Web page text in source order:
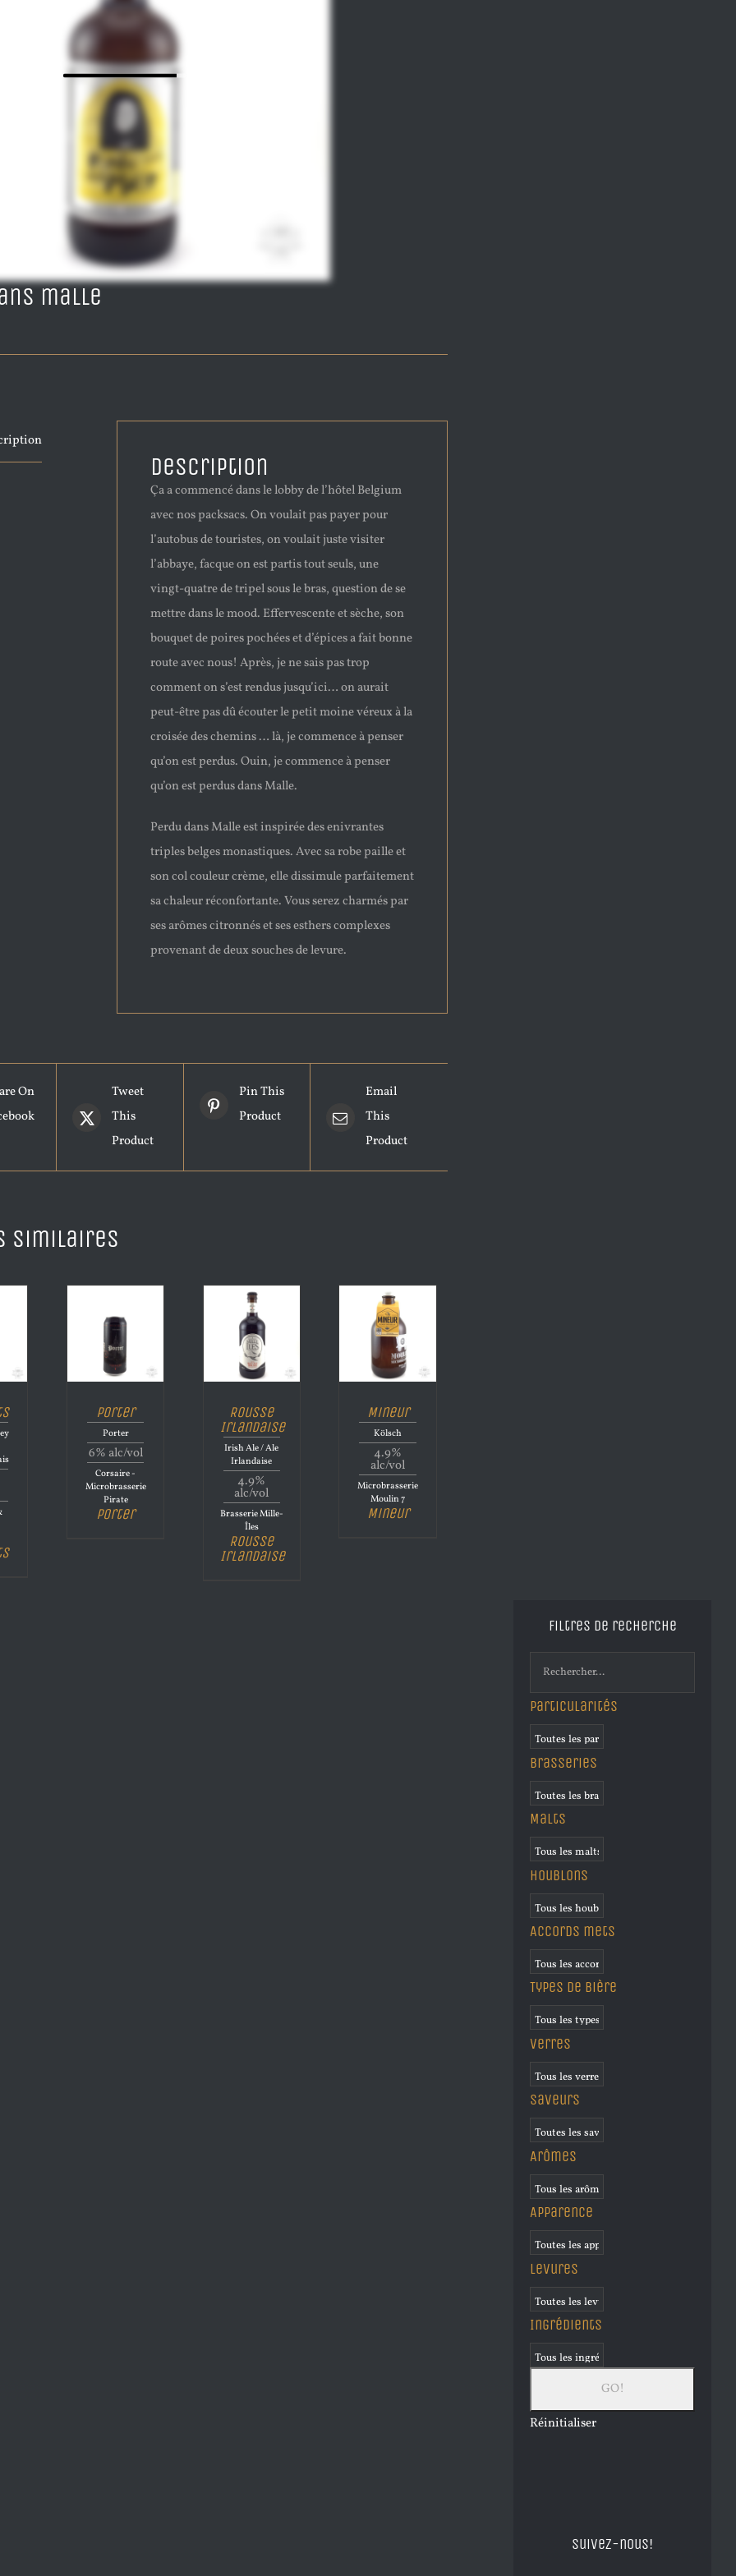
malle
Description
Ça a commencé dans le lobby de l’hôtel Belgium
avec nos packsacs. On voulait pas payer pour
l’autobus de touristes, on voulait juste visiter
l’abbaye, facque on est partis tout seuls, une
vingt-quatre de tripel sous le bras, question de se
mettre dans le mood. Effervescente et sèche, son
bouquet de poires pochées et d’épices a fait bonne
route avec nous! Après, je ne sais pas trop
comment on s’est rendus jusqu’ici… on aurait
peut-être pas dû écouter le petit moine véreux à la
croisée des chemins … là, je commence à penser
qu’on est perdus. Ouin, je commence à penser
qu’on est perdus dans Malle.
Perdu dans Malle est inspirée des enivrantes
triples belges monastiques. Avec sa robe paille et
son col couleur crème, elle dissimule parfaitement
sa chaleur réconfortante. Vous serez charmés par
ses arômes citronnés et ses esthers complexes
provenant de deux souches de levure.
On
Tweet
This
Product
Pin This
Product
Email
This
Product
similaires
Porter
Porter
6% alc/vol
Corsaire -
Microbrasserie
Pirate
Porter
Rousse
Irlandaise
Irish Ale / Ale
Irlandaise
4.9%
alc/vol
Brasserie Mille-
Îles
Rousse
Irlandaise
Mineur
Kölsch
4.9%
alc/vol
Microbrasserie
Moulin 7
Mineur
Filtres de recherche
Particularités
Brasseries
Malts
Houblons
Accords mets
Types de bière
Verres
Saveurs
Arômes
Apparence
Levures
Ingrédients
Réinitialiser
Suivez-nous!